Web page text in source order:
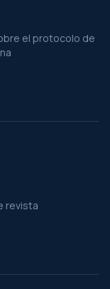
el protocolo de
revista